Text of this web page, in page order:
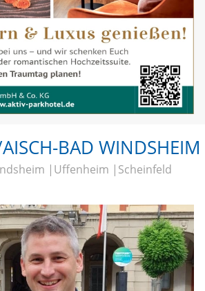
BAD WINDSHEIM
Uffenheim Scheinfeld